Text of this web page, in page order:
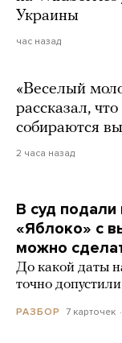
Украины
час назад
«Веселый
рассказал,
собираются
2 часа назад
В суд подали
«Яблоко» с
можно
До какой даты
точно
РАЗБОР 7 карточек